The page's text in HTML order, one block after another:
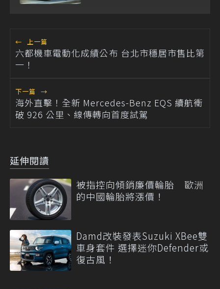
← 上一篇
六都機車電動化成績公布 台北市穩居市售比第
一！
下一篇 →
海外直擊！全新 Mercedes-Benz EQS 續航衝
破 926 公里、線傳轉向首度試駕
延伸閱讀
被指控向傾銷廉價輪胎 歐洲
的中國輪胎將漲價！
Damd改裝發表Suzuki XBee雙
車身套件 選擇迷你Defender或
復古風！